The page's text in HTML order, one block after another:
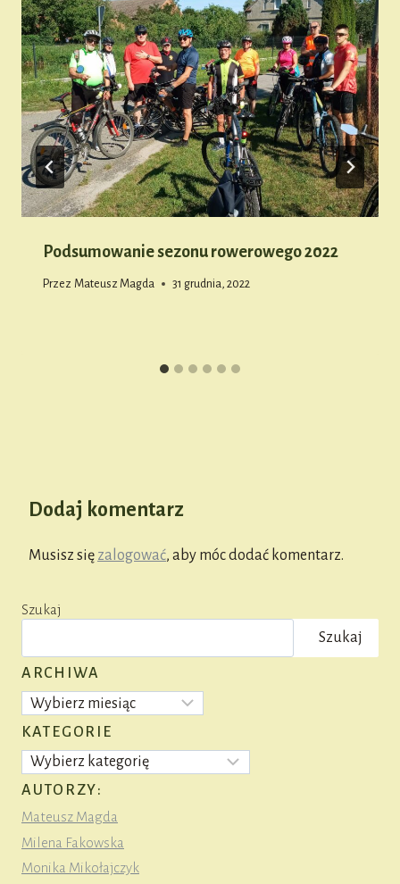
Podsumowanie sezonu rowerowego 2022
Przez Mateusz Magda 31 grudnia, 2022
Dodaj komentarz
Musisz się zalogować, aby móc dodać komentarz.
Szukaj
Szukaj
ARCHIWA
Archiwa
KATEGORIE
Kategorie
AUTORZY:
Mateusz Magda
Milena Fakowska
Monika Mikołajczyk